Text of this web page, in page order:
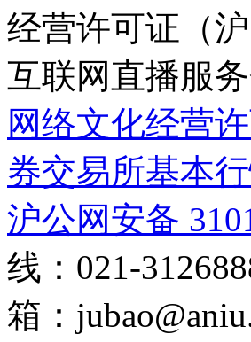
经营许可证（
互联网直播服
网络文化经营
券交易所基本
沪公网安备
线：021-
箱：